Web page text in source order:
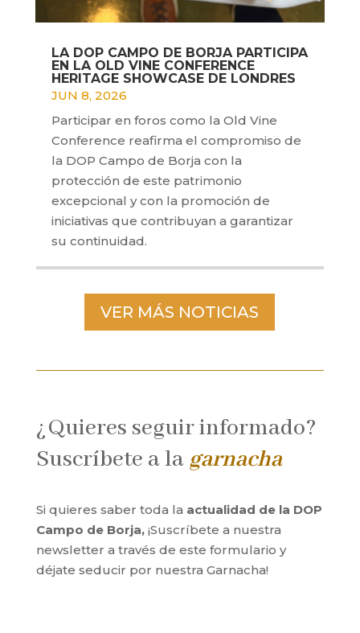
LA DOP CAMPO DE BORJA PARTICIPA
EN LA OLD VINE CONFERENCE
HERITAGE SHOWCASE DE LONDRES
JUN 8, 2026
Participar en foros como la Old Vine
Conference reafirma el compromiso de
la DOP Campo de Borja con la
protección de este patrimonio
excepcional y con la promoción de
iniciativas que contribuyan a garantizar
su continuidad.
VER MÁS NOTICIAS
¿Quieres seguir informado?
Suscríbete a la garnacha
Si quieres saber toda la actualidad de la DOP
Campo de Borja,¡Suscríbete a nuestra
newsletter a través de este formulario y
déjate seducir por nuestra Garnacha!